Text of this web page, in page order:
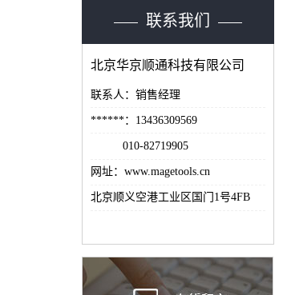
联系我们
北京华京顺通科技有限公司
联系人：销售经理
******：13436309569
010-82719905
网址：www.magetools.cn
北京顺义空港工业区国门1号4FB